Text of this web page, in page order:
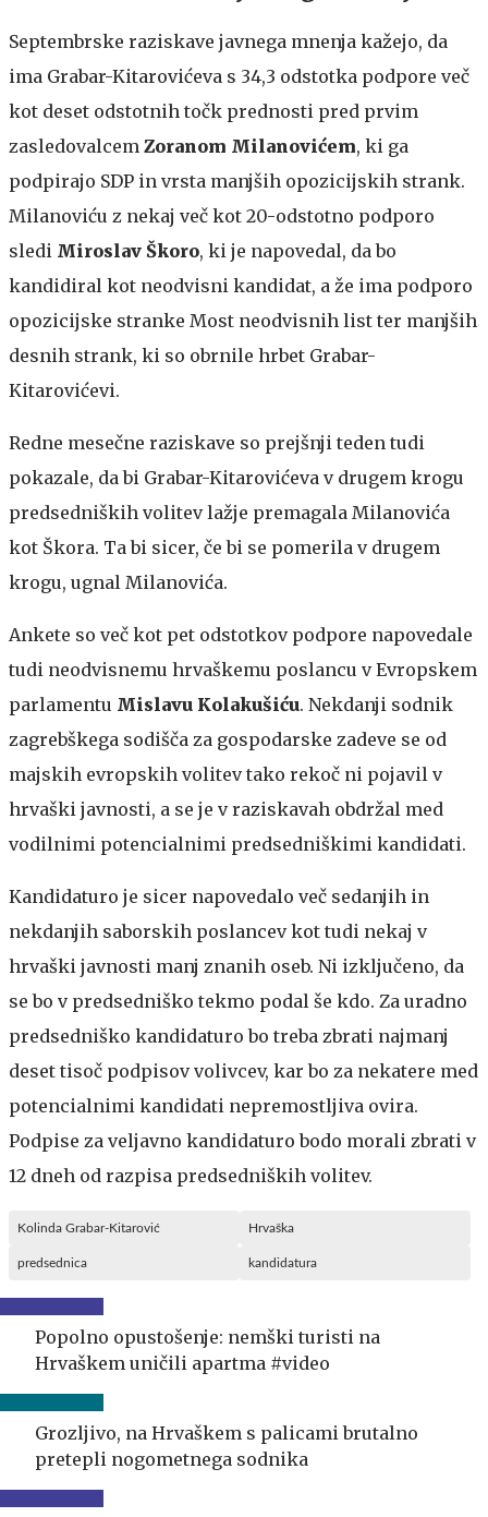
Septembrske raziskave javnega mnenja kažejo, da
ima Grabar-Kitarovićeva s 34,3 odstotka podpore več
kot deset odstotnih točk prednosti pred prvim
zasledovalcem Zoranom Milanovićem, ki ga
podpirajo SDP in vrsta manjših opozicijskih strank.
Milanoviću z nekaj več kot 20-odstotno podporo
sledi Miroslav Škoro, ki je napovedal, da bo
kandidiral kot neodvisni kandidat, a že ima podporo
opozicijske stranke Most neodvisnih list ter manjših
desnih strank, ki so obrnile hrbet Grabar-
Kitarovićevi.
Redne mesečne raziskave so prejšnji teden tudi
pokazale, da bi Grabar-Kitarovićeva v drugem krogu
predsedniških volitev lažje premagala Milanovića
kot Škora. Ta bi sicer, če bi se pomerila v drugem
krogu, ugnal Milanovića.
Ankete so več kot pet odstotkov podpore napovedale
tudi neodvisnemu hrvaškemu poslancu v Evropskem
parlamentu Mislavu Kolakušiću. Nekdanji sodnik
zagrebškega sodišča za gospodarske zadeve se od
majskih evropskih volitev tako rekoč ni pojavil v
hrvaški javnosti, a se je v raziskavah obdržal med
vodilnimi potencialnimi predsedniškimi kandidati.
Kandidaturo je sicer napovedalo več sedanjih in
nekdanjih saborskih poslancev kot tudi nekaj v
hrvaški javnosti manj znanih oseb. Ni izključeno, da
se bo v predsedniško tekmo podal še kdo. Za uradno
predsedniško kandidaturo bo treba zbrati najmanj
deset tisoč podpisov volivcev, kar bo za nekatere med
potencialnimi kandidati nepremostljiva ovira.
Podpise za veljavno kandidaturo bodo morali zbrati v
12 dneh od razpisa predsedniških volitev.
Kolinda Grabar-Kitarović Hrvaška
predsednica kandidatura
Popolno opustošenje: nemški turisti na
Hrvaškem uničili apartma #video
Grozljivo, na Hrvaškem s palicami brutalno
pretepli nogometnega sodnika